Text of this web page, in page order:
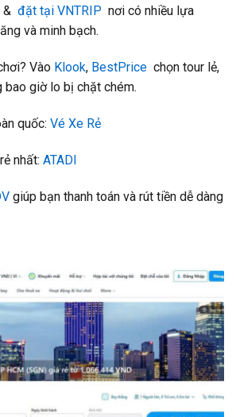
& đặt tại VNTRIP nơi có nhiều lựa
và minh bạch.
Vào Klook, BestPrice chọn tour lẻ,
bao giờ lo bị chặt chém.
quốc:Vé Xe Rẻ
nhất:ATADI
giúp bạn thanh toán và rút tiền dễ dàng